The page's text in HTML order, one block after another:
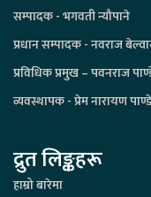
सम्पादक - भगवती न्यौपाने
प्रधान सम्पादक - नवराज
प्रविधिक प्रमुख – पवनराज
व्यवस्थापक - प्रेम नारायण पाण्डे
द्रुत लिङ्कहरू
हाम्रो बारेमा